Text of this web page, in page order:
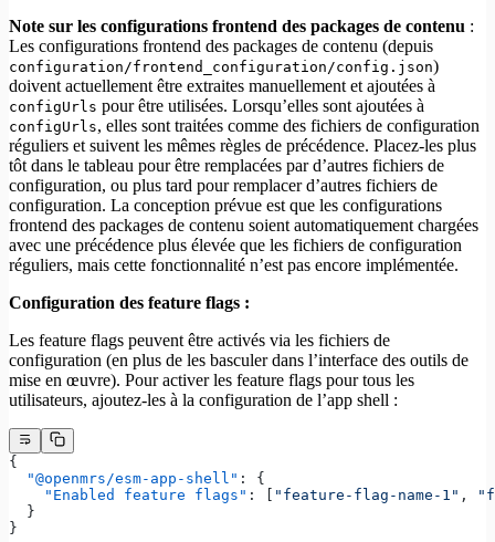
Note sur les configurations frontend des packages de contenu :
Les configurations frontend des packages de contenu (depuis
configuration/frontend_configuration/config.json)
doivent actuellement être extraites manuellement et ajoutées à
configUrls pour être utilisées. Lorsqu’elles sont ajoutées à
configUrls, elles sont traitées comme des fichiers de configuration
réguliers et suivent les mêmes règles de précédence. Placez-les plus
tôt dans le tableau pour être remplacées par d’autres fichiers de
configuration, ou plus tard pour remplacer d’autres fichiers de
configuration. La conception prévue est que les configurations
frontend des packages de contenu soient automatiquement chargées
avec une précédence plus élevée que les fichiers de configuration
réguliers, mais cette fonctionnalité n’est pas encore implémentée.
Configuration des feature flags :
Les feature flags peuvent être activés via les fichiers de
configuration (en plus de les basculer dans l’interface des outils de
mise en œuvre). Pour activer les feature flags pour tous les
utilisateurs, ajoutez-les à la configuration de l’app shell :
{
  "@openmrs/esm-app-shell"
: {
    "Enabled feature flags"
: [ "feature-flag-name-1" ,
  }
}